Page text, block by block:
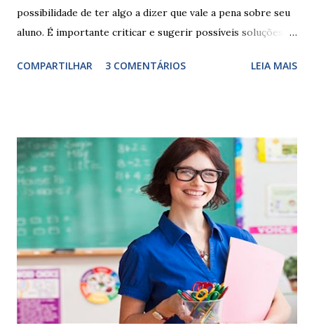
possibilidade de ter algo a dizer que vale a pena sobre seu
aluno. É importante criticar e sugerir possíveis soluções.
exercitação. E encontrar a melhor maneira de expressar o
sempre as intervenções feitas para ações apresentadas,
isso ressalta trabalho. SUGESTÕES DE PALAVRAS E
EXPRESSÕES PARA USO EM RELATÓRIOS Você pensa Você
escreve O aluno não sabe O aluno não adquiriu os
conceitos, está em fase de aprendizado. Não tem limites
Apresenta dificuldades de auto-regulação, pois… É nervoso
Ainda não desenvolveu habilidades para convívio no
ambiente...
COMPARTILHAR 3 COMENTÁRIOS LEIA MAIS